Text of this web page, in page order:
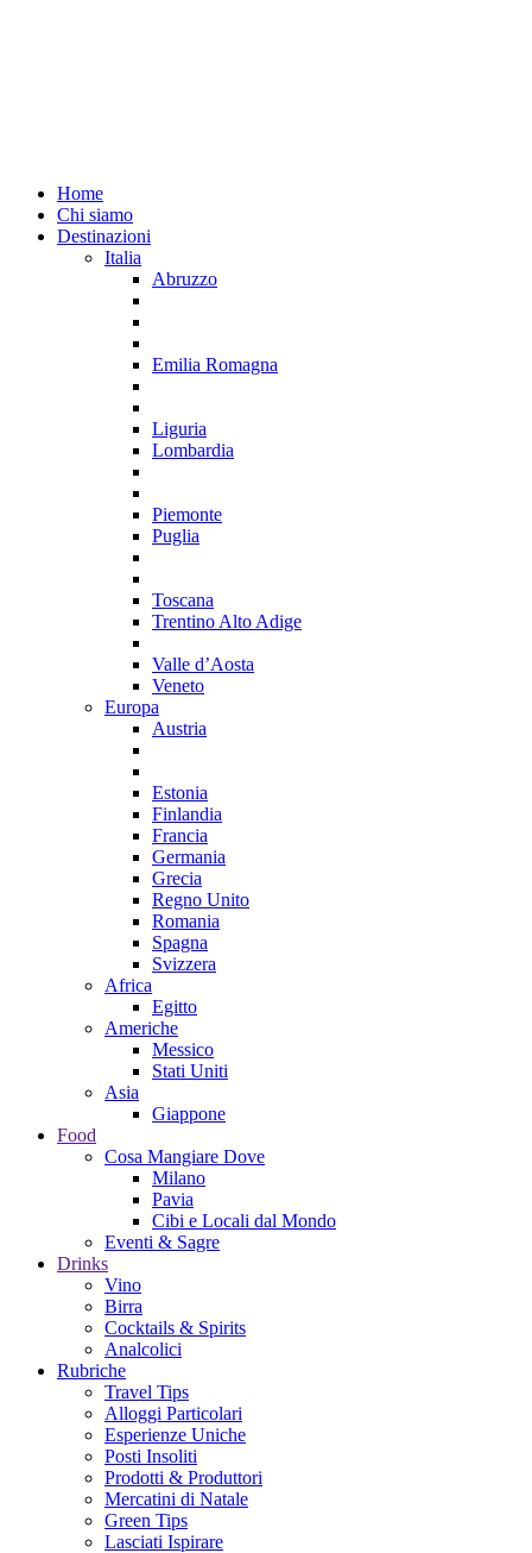
Home
Chi siamo
Destinazioni
Italia
Abruzzo
Emilia Romagna
Liguria
Lombardia
Piemonte
Puglia
Toscana
Trentino Alto Adige
Valle d’Aosta
Veneto
Europa
Austria
Estonia
Finlandia
Francia
Germania
Grecia
Regno Unito
Romania
Spagna
Svizzera
Africa
Egitto
Americhe
Messico
Stati Uniti
Asia
Giappone
Food
Cosa Mangiare Dove
Milano
Pavia
Cibi e Locali dal Mondo
Eventi & Sagre
Drinks
Vino
Birra
Cocktails & Spirits
Analcolici
Rubriche
Travel Tips
Alloggi Particolari
Esperienze Uniche
Posti Insoliti
Prodotti & Produttori
Mercatini di Natale
Green Tips
Lasciati Ispirare